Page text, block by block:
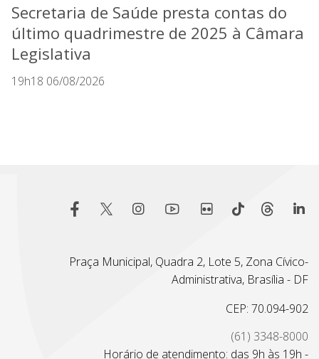
Secretaria de Saúde presta contas do
último quadrimestre de 2025 à Câmara
Legislativa
19h18 06/08/2026
Praça Municipal, Quadra 2, Lote 5, Zona Cívico-
Administrativa, Brasília - DF
CEP: 70.094-902
(61) 3348-8000
Horário de atendimento: das 9h às 19h -